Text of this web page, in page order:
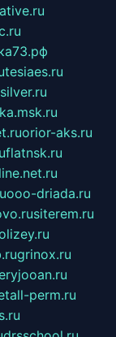
tesiaes.ru
orior-aks.ru
flatnsk.ru
ooo-driada.ru
siterem.ru
grinox.ru
perm.ru